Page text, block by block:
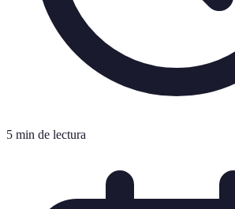
5 min de lectura